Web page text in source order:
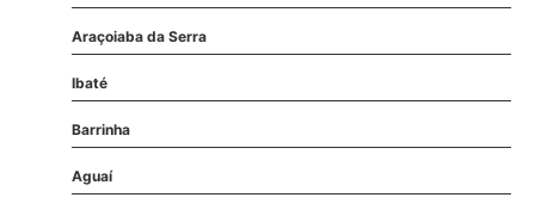
Araçoiaba da Serra
Ibaté
Barrinha
Aguaí